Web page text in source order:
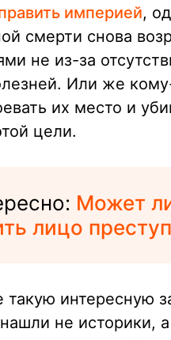
империей,
смерти снова
не из-за
Или же
их место и
цели.
Может
лицо
интересную
не историки,